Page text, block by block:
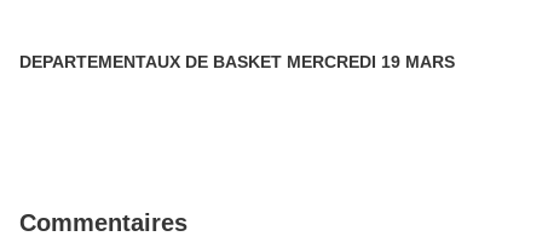
DEPARTEMENTAUX DE BASKET MERCREDI 19 MARS
Commentaires